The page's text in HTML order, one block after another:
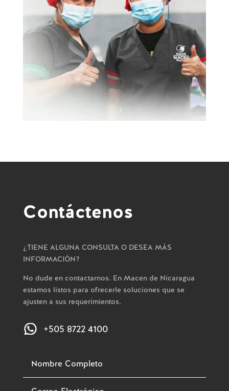
Contáctenos
¿TIENE ALGUNA CONSULTA O DESEA MÁS
INFORMACIÓN?
No dude en contactarnos. En Macen de Nicaragua
estamos listos para ofrecerle soluciones que se
ajusten a sus requerimientos.
+505 8722 4100